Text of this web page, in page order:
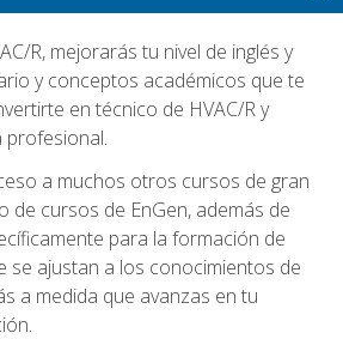
R, mejorarás tu nivel de inglés y
y conceptos académicos que te
en técnico de HVAC/R y
a muchos otros cursos de gran
de cursos de EnGen, además de
para la formación de
se ajustan a los conocimientos de
a medida que avanzas en tu